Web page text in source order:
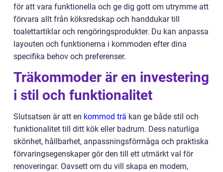
för att vara funktionella och ge dig gott om utrymme att
förvara allt från köksredskap och handdukar till
toalettartiklar och rengöringsprodukter. Du kan anpassa
layouten och funktionerna i kommoden efter dina
specifika behov och preferenser.
Träkommoder är en investering
i stil och funktionalitet
Slutsatsen är att en kommod trä kan ge både stil och
funktionalitet till ditt kök eller badrum. Dess naturliga
skönhet, hållbarhet, anpassningsförmåga och praktiska
förvaringsegenskaper gör den till ett utmärkt val för
renoveringar. Oavsett om du vill skapa en modern,